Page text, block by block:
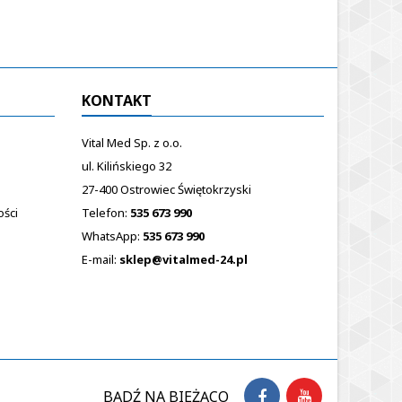
KONTAKT
Vital Med Sp. z o.o.
ul. Kilińskiego 32
27-400 Ostrowiec Świętokrzyski
Telefon: 535 673 990
WhatsApp: 535 673 990
E-mail: sklep@vitalmed-24.pl
BĄDŹ NA BIEŻĄCO